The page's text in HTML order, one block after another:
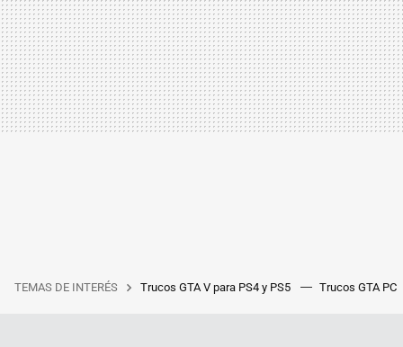
TEMAS DE INTERÉS Trucos GTA V para PS4 y PS5 Trucos GTA PC